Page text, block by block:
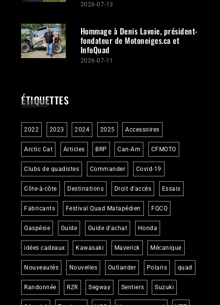
2026-07-13
Hommage à Denis Lavoie, président-
fondateur de Motoneiges.ca et
InfoQuad
2026-07-11
ÉTIQUETTES
2022 2023 2024 2025 Accessoires
Arctic Cat Articles BRP Can-Am CFMOTO
Clubs de quadistes Commander Covid-19
Côte-à-côte Destinations Droit d'accès Essais
Fabricants Festival Quad Matapédien FQCQ
Gaspésie Guide Guide d'achat Honda
idées cadeaux Kawasaki Maverick Mécanique
Nouveautés Nouvelles Outlander Polaris quad
Randonnée RZR Segway Sentiers Suzuki